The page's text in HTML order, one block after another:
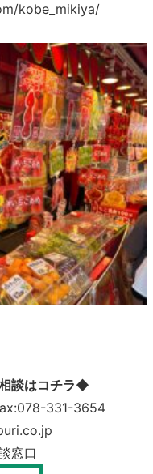
kobe_mikiya/
談はコチラ◆
331-3654
窓口